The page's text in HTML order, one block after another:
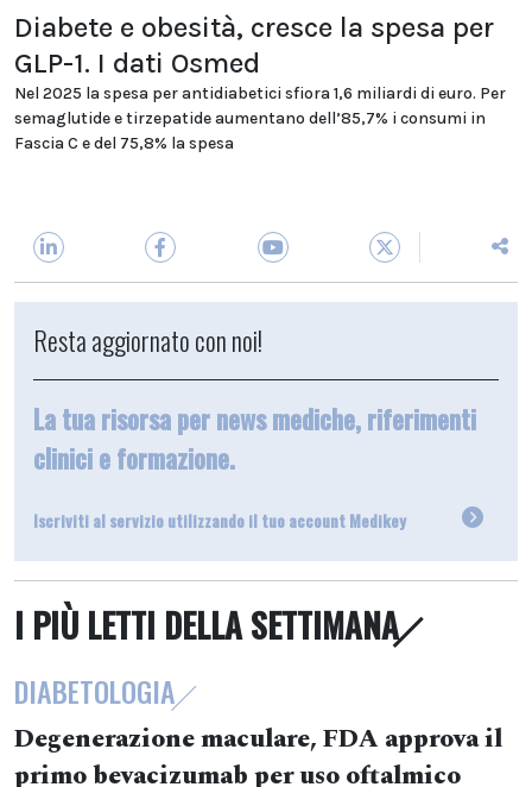
Diabete e obesità, cresce la spesa per
GLP-1. I dati Osmed
Nel 2025 la spesa per antidiabetici sfiora 1,6 miliardi di euro. Per
semaglutide e tirzepatide aumentano dell’85,7% i consumi in
Fascia C e del 75,8% la spesa
Resta aggiornato con noi!
La tua risorsa per news mediche, riferimenti
clinici e formazione.
Iscriviti al servizio utilizzando il tuo account Medikey
I PIÙ LETTI DELLA SETTIMANA
DIABETOLOGIA
Degenerazione maculare, FDA approva il
primo bevacizumab per uso oftalmico